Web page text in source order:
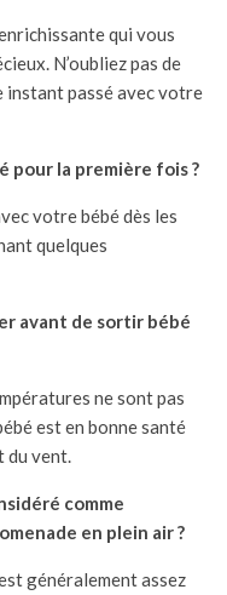
qui vous
N’oubliez pas de
instant passé avec votre
pour la première fois ?
votre bébé dès les
quelques
avant de sortir bébé
ne sont pas
est en bonne santé
du vent.
comme
en plein air ?
généralement assez